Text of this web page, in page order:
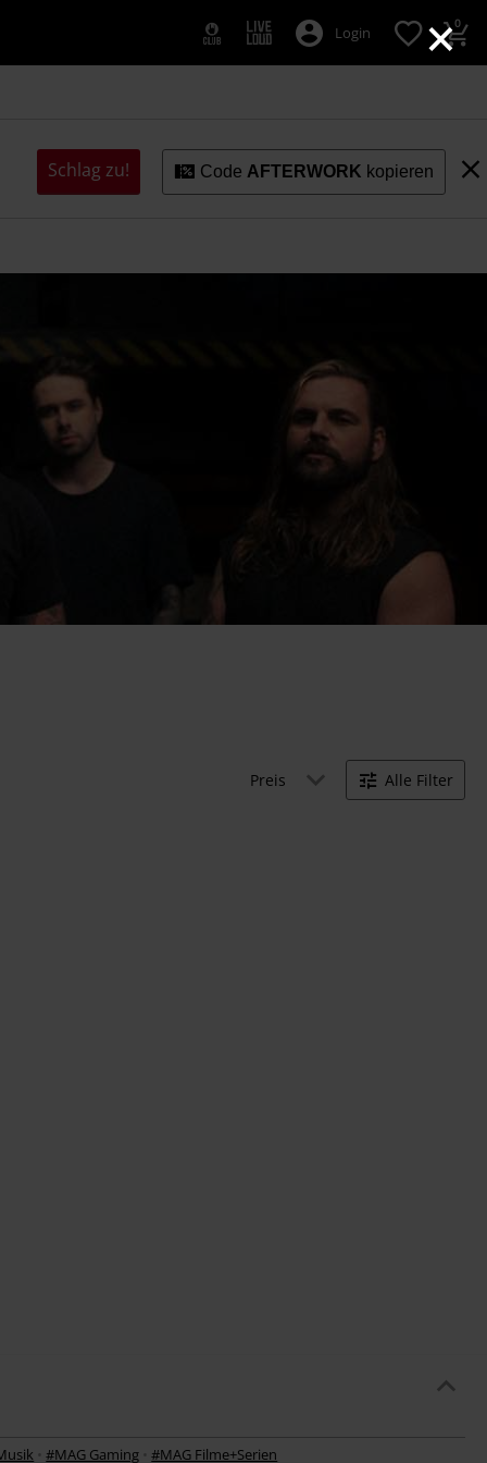
×
Login 0
Schlag zu! Code AFTERWORK kopieren
Preis Alle Filter
•#MAG Gaming •#MAG Filme+Serien